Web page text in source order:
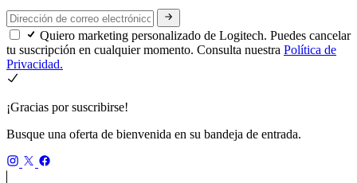
Quiero marketing personalizado de Logitech. Puedes cancelar
tu suscripción en cualquier momento. Consulta nuestra Política de
Privacidad.
¡Gracias por suscribirse!
Busque una oferta de bienvenida en su bandeja de entrada.